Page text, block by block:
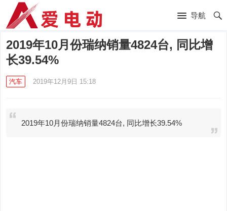
导航
2019年10月份瑞纳销量4824台, 同比增
长39.54%
汽车 2019年12月9日 15:18
2019年10月份瑞纳销量4824台, 同比增长39.54%